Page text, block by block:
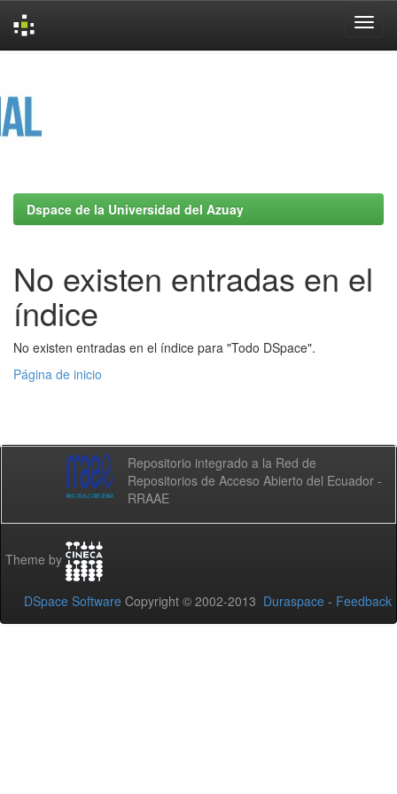
Dspace de la Universidad del Azuay
No existen entradas en el
índice
No existen entradas en el índice para "Todo DSpace".
Página de inicio
Repositorio integrado a la Red de
Repositorios de Acceso Abierto del Ecuador -
RRAAE
Theme by
DSpace Software Copyright © 2002-2013 Duraspace - Feedback